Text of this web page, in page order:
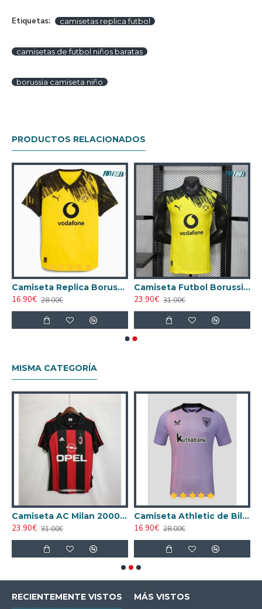
Etiquetas: camisetas replica futbol
camisetas de futbol niños baratas
borussia camiseta niño
PRODUCTOS RELACIONADOS
Camiseta Replica Borussia Dortmund Home 2025/26
16.90€ 28.00€
Camiseta Futbol Borussia Dortmund Local Primera Equipación 2025/26 Versión Jugador
23.90€ 31.00€
MISMA CATEGORÍA
Camiseta AC Milan 2000/2001 Local Retro
23.90€ 31.00€
Camiseta Athletic de Bilbao 2024/2025 Alternativo
16.90€ 28.00€
RECIENTEMENTE VISTOS MÁS VISTOS